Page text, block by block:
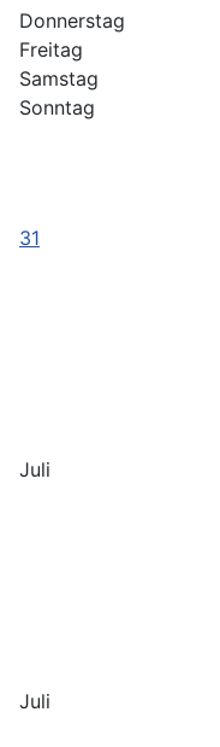
Donnerstag
Freitag
Samstag
Sonntag
31
Juli
Juli